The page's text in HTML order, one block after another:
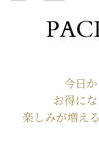
今日
お得に
楽しみが増え